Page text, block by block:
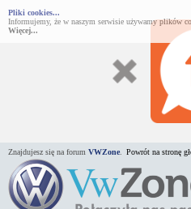
Pliki cookies...
Informujemy, że w naszym serwisie używamy plików
Więcej...
Znajdujesz się na forum VWZone Powrót na stronę